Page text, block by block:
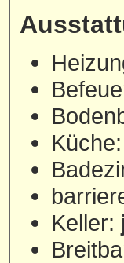
Küche:
Keller: